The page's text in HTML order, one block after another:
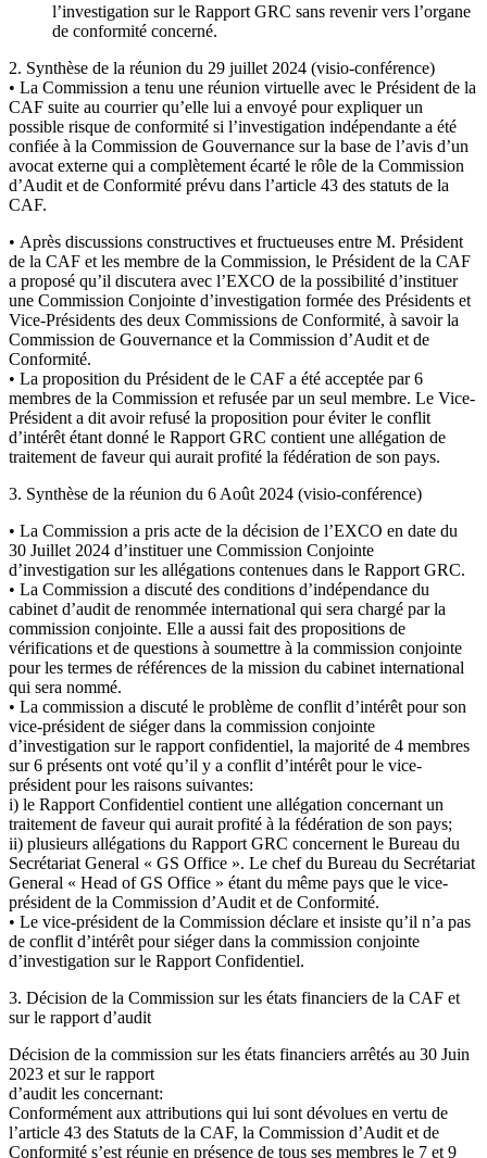
l’investigation sur le Rapport GRC sans revenir vers l’organe
de conformité concerné.
2. Synthèse de la réunion du 29 juillet 2024 (visio-conférence)
• La Commission a tenu une réunion virtuelle avec le Président de la
CAF suite au courrier qu’elle lui a envoyé pour expliquer un
possible risque de conformité si l’investigation indépendante a été
confiée à la Commission de Gouvernance sur la base de l’avis d’un
avocat externe qui a complètement écarté le rôle de la Commission
d’Audit et de Conformité prévu dans l’article 43 des statuts de la
CAF.
• Après discussions constructives et fructueuses entre M. Président
de la CAF et les membre de la Commission, le Président de la CAF
a proposé qu’il discutera avec l’EXCO de la possibilité d’instituer
une Commission Conjointe d’investigation formée des Présidents et
Vice-Présidents des deux Commissions de Conformité, à savoir la
Commission de Gouvernance et la Commission d’Audit et de
Conformité.
• La proposition du Président de le CAF a été acceptée par 6
membres de la Commission et refusée par un seul membre. Le Vice-
Président a dit avoir refusé la proposition pour éviter le conflit
d’intérêt étant donné le Rapport GRC contient une allégation de
traitement de faveur qui aurait profité la fédération de son pays.
3. Synthèse de la réunion du 6 Août 2024 (visio-conférence)
• La Commission a pris acte de la décision de l’EXCO en date du
30 Juillet 2024 d’instituer une Commission Conjointe
d’investigation sur les allégations contenues dans le Rapport GRC.
• La Commission a discuté des conditions d’indépendance du
cabinet d’audit de renommée international qui sera chargé par la
commission conjointe. Elle a aussi fait des propositions de
vérifications et de questions à soumettre à la commission conjointe
pour les termes de références de la mission du cabinet international
qui sera nommé.
• La commission a discuté le problème de conflit d’intérêt pour son
vice-président de siéger dans la commission conjointe
d’investigation sur le rapport confidentiel, la majorité de 4 membres
sur 6 présents ont voté qu’il y a conflit d’intérêt pour le vice-
président pour les raisons suivantes:
i) le Rapport Confidentiel contient une allégation concernant un
traitement de faveur qui aurait profité à la fédération de son pays;
ii) plusieurs allégations du Rapport GRC concernent le Bureau du
Secrétariat General « GS Office ». Le chef du Bureau du Secrétariat
General « Head of GS Office » étant du même pays que le vice-
président de la Commission d’Audit et de Conformité.
• Le vice-président de la Commission déclare et insiste qu’il n’a pas
de conflit d’intérêt pour siéger dans la commission conjointe
d’investigation sur le Rapport Confidentiel.
3. Décision de la Commission sur les états financiers de la CAF et
sur le rapport d’audit
Décision de la commission sur les états financiers arrêtés au 30 Juin
2023 et sur le rapport
d’audit les concernant:
Conformément aux attributions qui lui sont dévolues en vertu de
l’article 43 des Statuts de la CAF, la Commission d’Audit et de
Conformité s’est réunie en présence de tous ses membres le 7 et 9